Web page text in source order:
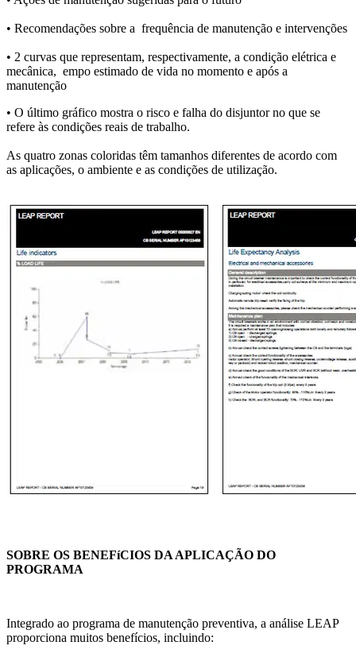
• Recomendações sobre a frequência de manutenção e intervenções
• 2 curvas que representam, respectivamente, a condição elétrica e
mecânica, empo estimado de vida no momento e após a
manutenção
• O último gráfico mostra o risco e falha do disjuntor no que se
refere às condições reais de trabalho.
As quatro zonas coloridas têm tamanhos diferentes de acordo com
as aplicações, o ambiente e as condições de utilização.
SOBRE OS BENEFíCIOS DA APLICAÇÃO DO
PROGRAMA
Integrado ao programa de manutenção preventiva, a análise LEAP
proporciona muitos benefícios, incluindo: